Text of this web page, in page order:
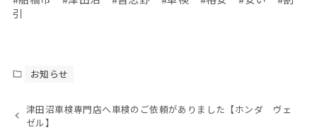
引
お知らせ
津田沼車検専門店へ車検のご依頼がありました【ホンダ ヴェ
ゼル】